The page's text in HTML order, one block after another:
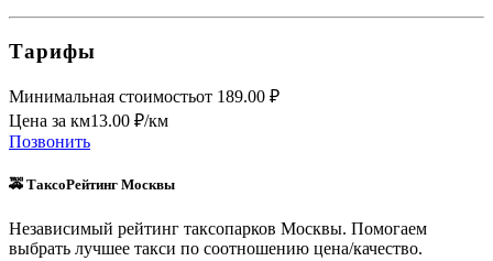
Тарифы
Минимальная стоимостьот 189.00 ₽
Цена за км13.00 ₽/км
Позвонить
🚕 ТаксоРейтинг Москвы
Независимый рейтинг таксопарков Москвы. Помогаем
выбрать лучшее такси по соотношению цена/качество.